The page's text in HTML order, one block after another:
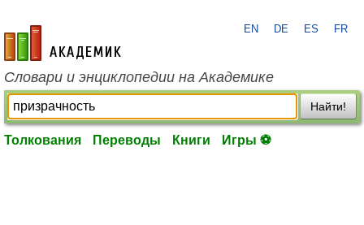
academic.ru
EN DE ES FR
Словари и энциклопедии на Академике
Найти!
Толкования Переводы Книги Игры ⚽